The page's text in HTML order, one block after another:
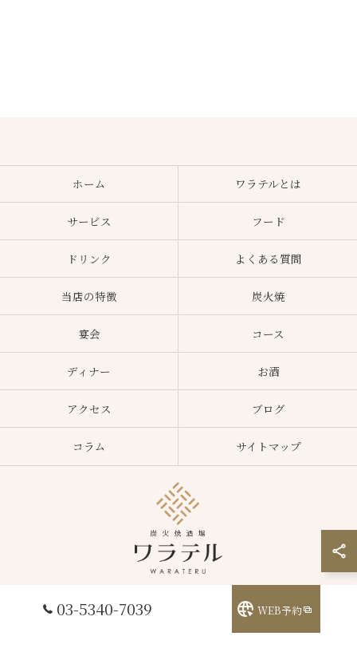
03-5340-7039 WEB予約
ホーム ワラテルとは
サービス フード
ドリンク よくある質問
当店の特徴 炭火焼
宴会 コース
ディナー お酒
アクセス ブログ
コラム サイトマップ
© 2026 東京都中野区の居酒屋ならワラテル ALL RIGHTS RESERVED.